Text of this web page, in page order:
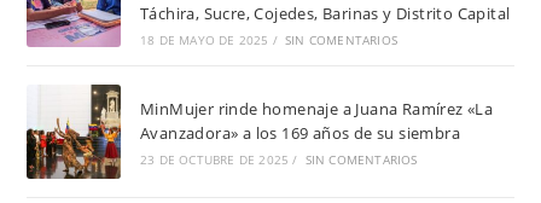
Táchira, Sucre, Cojedes, Barinas y Distrito Capital
18 DE MAYO DE 2025 / SIN COMENTARIOS
MinMujer rinde homenaje a Juana Ramírez «La
Avanzadora» a los 169 años de su siembra
23 DE OCTUBRE DE 2025 / SIN COMENTARIOS